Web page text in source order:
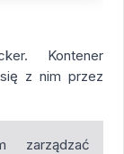
Kontener
z nim przez
zarządzać